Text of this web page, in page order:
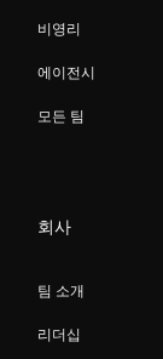
비영리
에이전시
모든 팀
회사
팀 소개
리더십